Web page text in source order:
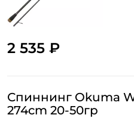
2 535 ₽
Спиннинг Okuma
274cm 20-50гр
Email: *
Придумайте пароль: *